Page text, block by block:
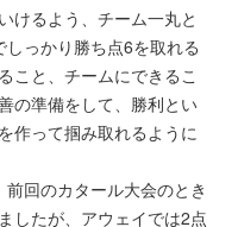
けるよう、チーム一丸と
っかり勝ち点6を取れる
こと、チームにできるこ
の準備をして、勝利とい
作って掴み取れるように
回のカタール大会のとき
したが、アウェイでは2点